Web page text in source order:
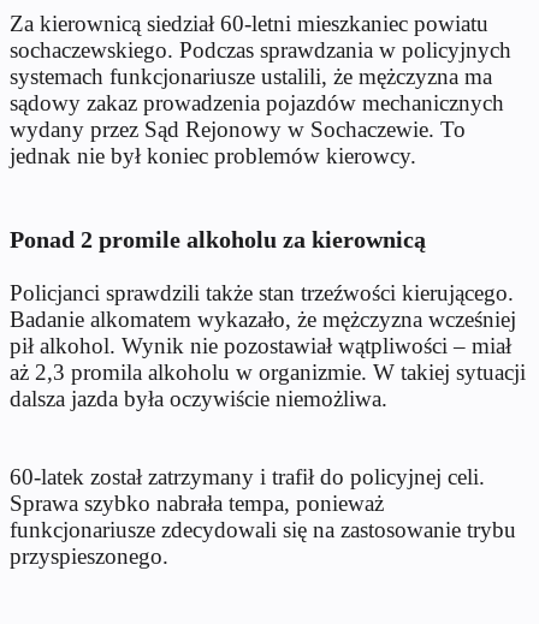
Za kierownicą siedział 60-letni mieszkaniec powiatu
sochaczewskiego. Podczas sprawdzania w policyjnych
systemach funkcjonariusze ustalili, że mężczyzna ma
sądowy zakaz prowadzenia pojazdów mechanicznych
wydany przez Sąd Rejonowy w Sochaczewie. To
jednak nie był koniec problemów kierowcy.
Ponad 2 promile alkoholu za kierownicą
Policjanci sprawdzili także stan trzeźwości kierującego.
Badanie alkomatem wykazało, że mężczyzna wcześniej
pił alkohol. Wynik nie pozostawiał wątpliwości – miał
aż 2,3 promila alkoholu w organizmie. W takiej sytuacji
dalsza jazda była oczywiście niemożliwa.
60-latek został zatrzymany i trafił do policyjnej celi.
Sprawa szybko nabrała tempa, ponieważ
funkcjonariusze zdecydowali się na zastosowanie trybu
przyspieszonego.